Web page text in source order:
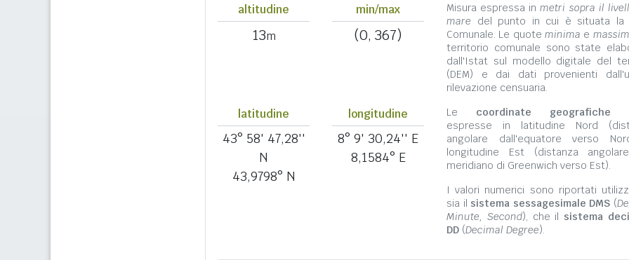
altitudine
13m
min/max
(0, 367)
Misura espressa inmetri sopra il
mare del punto in cui è situata la
Comunale. Le quote minima e
territorio comunale sono state
dall'Istat sul modello digitale del
(DEM) e dai dati provenienti
rilevazione censuaria.
latitudine
43° 58' 47,28''
N
43,9798° N
longitudine
8° 9' 30,24'' E
8,1584° E
Le coordinate geografiche
espresse in latitudine Nord
angolare dall'equatore verso
longitudine Est (distanza
meridiano di Greenwich verso Est).
I valori numerici sono riportati
sia il sistema sessagesimale DMS (
Minute, Second), che il sistema
DD (Decimal Degree).